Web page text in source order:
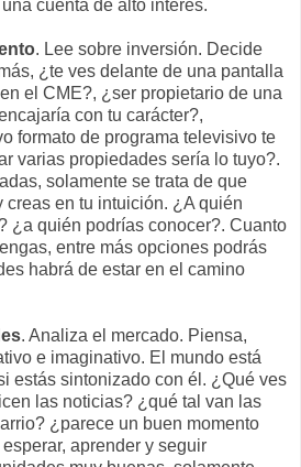
cuenta de alto interés.
. Lee sobre inversión. Decide
¿te ves delante de una pantalla
el CME?, ¿ser propietario de una
con tu carácter?,
formato de programa televisivo te
varias propiedades sería lo tuyo?.
solamente se trata de que
creas en tu intuición. ¿A quién
¿a quién podrías conocer?. Cuanto
entre más opciones podrás
habrá de estar en el camino
. Analiza el mercado. Piensa,
e imaginativo. El mundo está
estás sintonizado con él. ¿Qué ves
las noticias? ¿qué tal van las
¿parece un buen momento
aprender y seguir